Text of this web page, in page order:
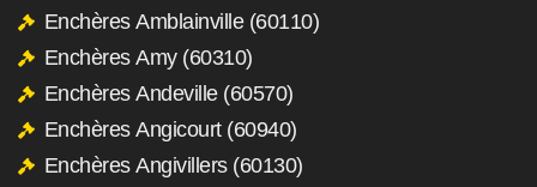
Enchères Amblainville (60110)
Enchères Amy (60310)
Enchères Andeville (60570)
Enchères Angicourt (60940)
Enchères Angivillers (60130)